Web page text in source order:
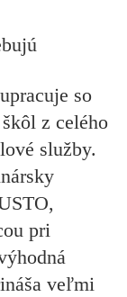
so
z celého
služby.
pri
veľmi